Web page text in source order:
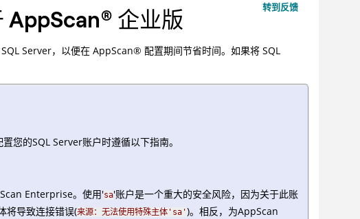
转到反馈
AppScan® 企业版
Server，以便在AppScan® 配置期间节省时间。如果将 SQL
您的SQL Server账户时遵循以下指南。
Enterprise。使用'sa'账户是一个重大的安全风险，因为关于此账
将导致连接错误(来源：无法使用特殊主体'sa')。相反，为AppScan